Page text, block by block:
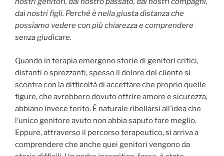
dai nostri figli. Perché è nella giusta distanza che
possiamo vedere con più chiarezza e comprendere
senza giudicare.
Quando in terapia emergono storie di genitori critici,
distanti o sprezzanti, spesso il dolore del cliente si
scontra con la difficoltà di accettare che proprio quelle
figure, che avrebbero dovuto offrire amore e sicurezza,
abbiano invece ferito. È naturale ribellarsi all’idea che
l’unico genitore avuto non abbia saputo fare meglio.
Eppure, attraverso il percorso terapeutico, si arriva a
comprendere che anche quei genitori vengono da